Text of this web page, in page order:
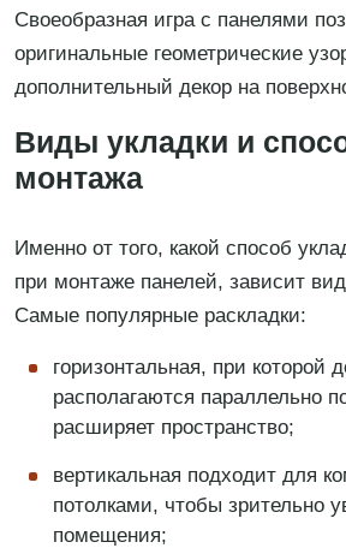
Своеобразная игра с панелями
оригинальные геометрические
дополнительный декор на
Виды укладки и
монтажа
Именно от того, какой способ
при монтаже панелей, зависит
Самые популярные раскладки:
горизонтальная, при которой
располагаются параллельно
расширяет пространство;
вертикальная подходит для
потолками, чтобы зрительно
помещения;